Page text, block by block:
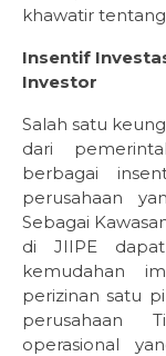
khawatir
Insentif
Investor
Salah satu
dari
berbagai
perusahaan
Sebagai
di JIIPE
kemudahan
perizinan satu
perusahaan
operasional